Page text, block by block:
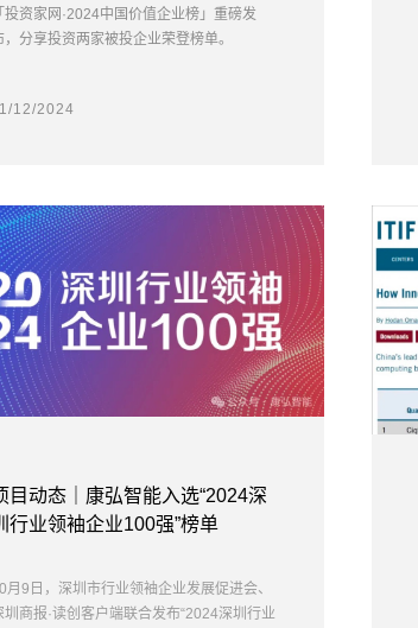
「投资家网·2024中国价值企业榜」重磅发
，分享投资两家被投企业荣登榜单。
12/2024
目动态｜康弘智能入选“2024深
行业领袖企业100强”榜单
月9日，深圳市行业领袖企业发展促进会、
圳商报·读创客户端联合发布“2024深圳行业